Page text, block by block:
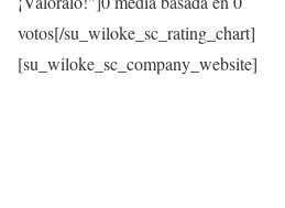
votos[/su_wiloke_sc_rating_chart]
[su_wiloke_sc_company_website]